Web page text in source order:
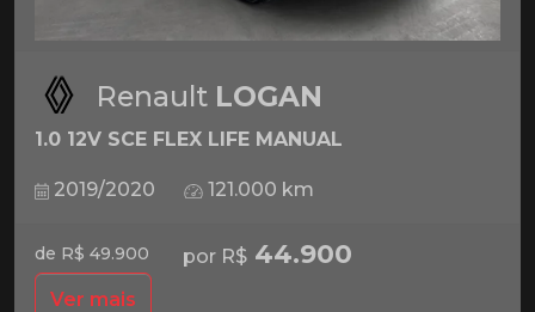
Renault LOGAN
1.0 12V SCE FLEX LIFE MANUAL
2019/2020 121.000 km
de R$ 49.900 por R$ 44.900
Ver mais